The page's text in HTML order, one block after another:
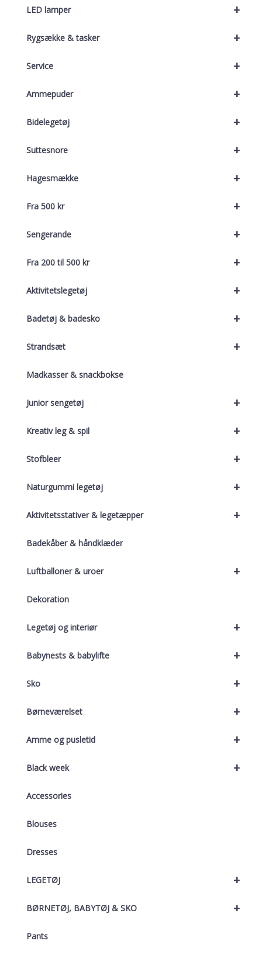
+
LED lamper
+
Rygsække & tasker
+
Service
+
Ammepuder
+
Bidelegetøj
+
Suttesnore
+
Hagesmække
+
Fra 500 kr
+
Sengerande
+
Fra 200 til 500 kr
+
Aktivitetslegetøj
+
Badetøj & badesko
+
Strandsæt
Madkasser & snackbokse
+
Junior sengetøj
+
Kreativ leg & spil
+
Stofbleer
+
Naturgummi legetøj
+
Aktivitetsstativer & legetæpper
Badekåber & håndklæder
+
Luftballoner & uroer
Dekoration
+
Legetøj og interiør
+
Babynests & babylifte
+
Sko
+
Børneværelset
+
Amme og pusletid
+
Black week
Accessories
Blouses
Dresses
+
LEGETØJ
+
BØRNETØJ, BABYTØJ & SKO
Pants